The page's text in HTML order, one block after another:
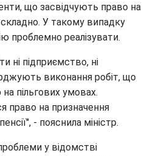
що засвідчують право на
складно. У такому випадку
проблемно реалізувати.
ні підприємство, ні
виконання робіт, що
пільгових умовах.
право на призначення
- пояснила міністр.
у відомстві